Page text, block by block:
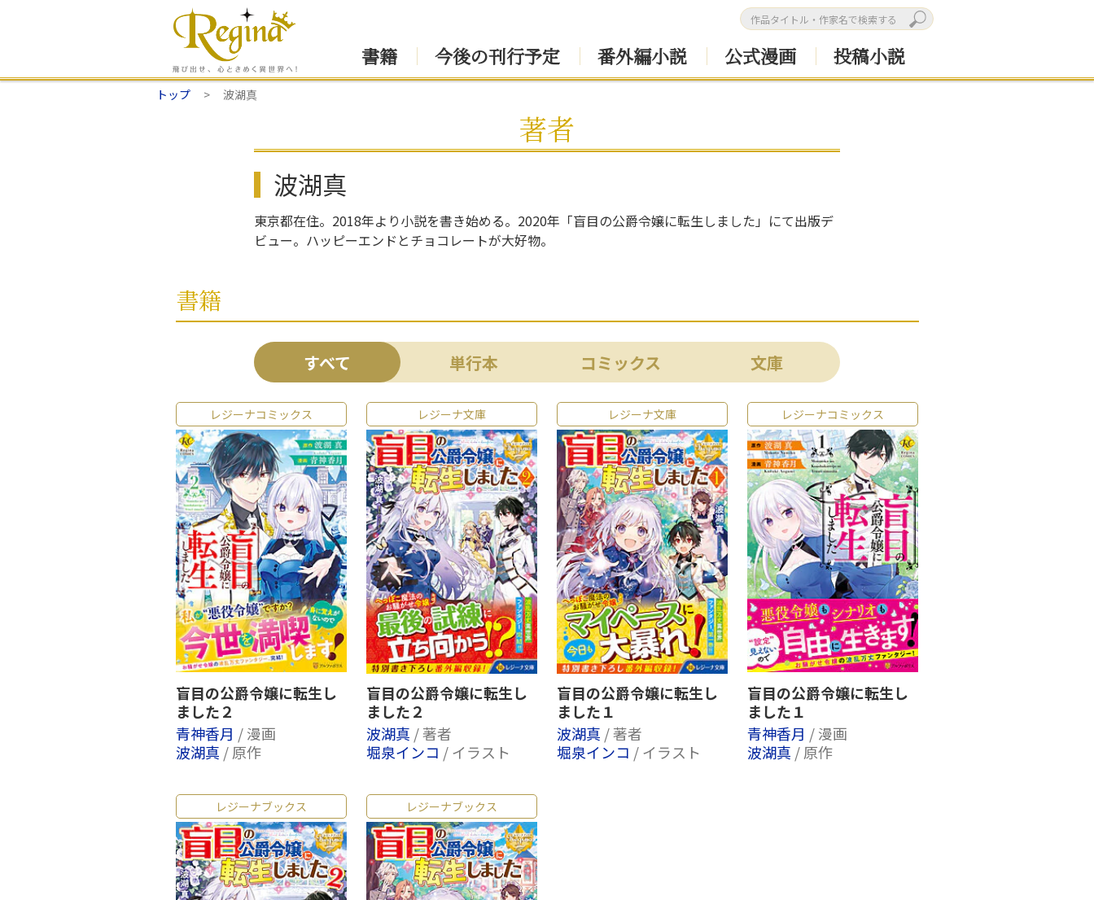
書籍 今後の刊行予定 番外編小説 公式漫画 投稿小説
トップ 波湖真
著者
波湖真
東京都在住。2018年より小説を書き始める。2020年「盲目の公爵令嬢に転生しました」にて出版デ
ビュー。ハッピーエンドとチョコレートが大好物。
書籍
すべて 単行本 コミックス 文庫
レジーナコミックス
盲目の公爵令嬢に転生し
ました２
青神香月 / 漫画
波湖真 / 原作
レジーナ文庫
盲目の公爵令嬢に転生し
ました２
波湖真 / 著者
堀泉インコ / イラスト
レジーナ文庫
盲目の公爵令嬢に転生し
ました１
波湖真 / 著者
堀泉インコ / イラスト
レジーナコミックス
盲目の公爵令嬢に転生し
ました１
青神香月 / 漫画
波湖真 / 原作
レジーナブックス レジーナブックス